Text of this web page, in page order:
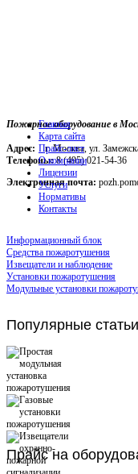
Пожарное оборудование в
Адрес: г. Москва, ул.
Телефоны:8 (495) 021-54-36
Электронная почта:
Главная
Карта сайта
Прайс-лист
О компании
Лицензии
Услуги
Нормативы
Контакты
Информационный блок
Средства пожаротушения
Извещатели и наблюдение
Установки пожаротушения
Модульные установки
Популярные
Прайсна